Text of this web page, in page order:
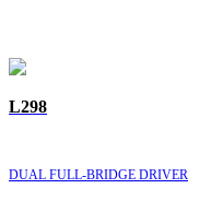
L298
DUAL FULL-BRIDGE DRIVER